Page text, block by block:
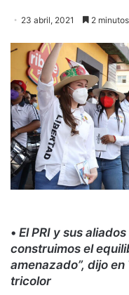
23 abril, 2021 2
• El PRI y sus
construimos el
amenazado”, dijo
tricolor